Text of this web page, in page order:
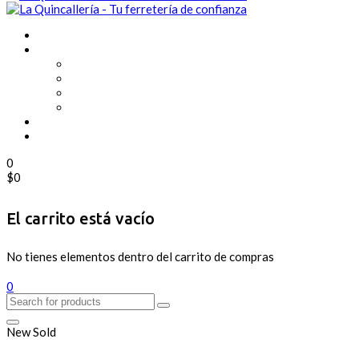
0
$0
El carrito está vacío
No tienes elementos dentro del carrito de compras
0
NewSold